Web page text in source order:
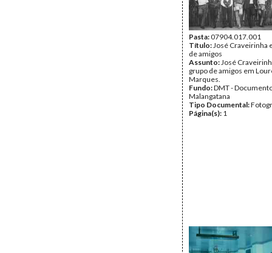
Pasta:07904.017.001
Título:José Craveirinha
de amigos
Assunto:José
grupo de amigos em
Marques.
Fundo:DMT -
Malangatana
Tipo Documental:
Página(s): 1